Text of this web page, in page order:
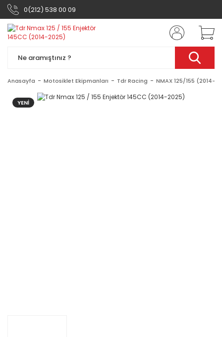
0(212) 538 00 09
Anasayfa Motosiklet Ekipmanları Tdr Racing NMAX 125/155 (2014-
YENİ